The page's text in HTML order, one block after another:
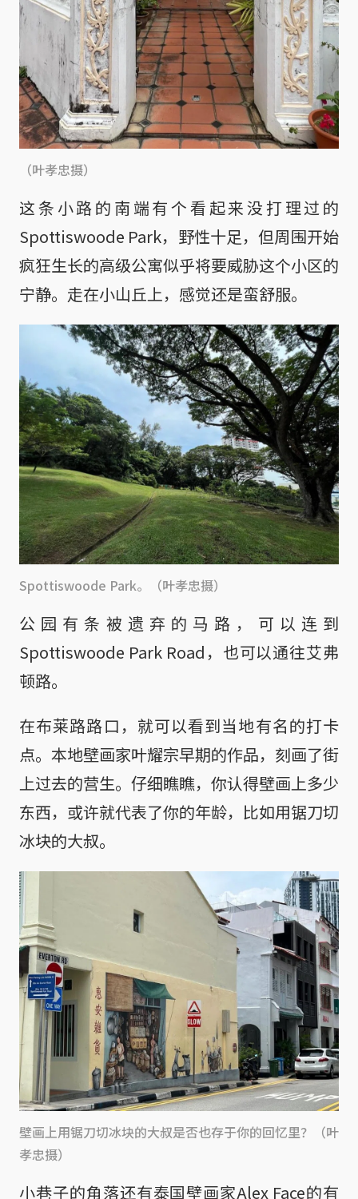
（叶孝忠摄）
这条小路的南端有个看起来没打理过的
Spottiswoode Park，野性十足，但周围开始
疯狂生长的高级公寓似乎将要威胁这个小区的
宁静。走在小山丘上，感觉还是蛮舒服。
Spottiswoode Park。（叶孝忠摄）
公园有条被遗弃的马路，可以连到
Spottiswoode Park Road，也可以通往艾弗
顿路。
在布莱路路口，就可以看到当地有名的打卡
点。本地壁画家叶耀宗早期的作品，刻画了街
上过去的营生。仔细瞧瞧，你认得壁画上多少
东西，或许就代表了你的年龄，比如用锯刀切
冰块的大叔。
壁画上用锯刀切冰块的大叔是否也存于你的回忆里？（叶
孝忠摄）
小巷子的角落还有泰国壁画家Alex Face的有